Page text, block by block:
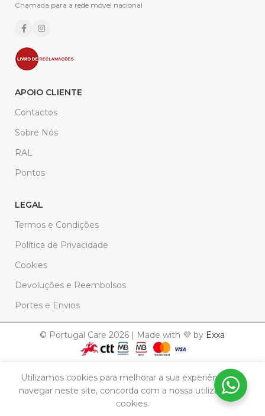
Chamada para a rede móvel nacional
APOIO CLIENTE
Contactos
Sobre Nós
RAL
Pontos
LEGAL
Termos e Condições
Política de Privacidade
Cookies
Devoluções e Reembolsos
Portes e Envios
© Portugal Care 2026 | Made with 💜 by Exxa
Utilizamos cookies para melhorar a sua experiência. Ao
navegar neste site, concorda com a nossa utilização de
cookies.
Sabonete
Decorativo
Em
stock